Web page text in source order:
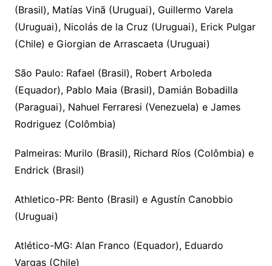
(Brasil), Matías Vinã (Uruguai), Guillermo Varela
(Uruguai), Nicolás de la Cruz (Uruguai), Erick Pulgar
(Chile) e Giorgian de Arrascaeta (Uruguai)
São Paulo: Rafael (Brasil), Robert Arboleda
(Equador), Pablo Maia (Brasil), Damián Bobadilla
(Paraguai), Nahuel Ferraresi (Venezuela) e James
Rodriguez (Colômbia)
Palmeiras: Murilo (Brasil), Richard Ríos (Colômbia) e
Endrick (Brasil)
Athletico-PR: Bento (Brasil) e Agustín Canobbio
(Uruguai)
Atlético-MG: Alan Franco (Equador), Eduardo
Vargas (Chile)